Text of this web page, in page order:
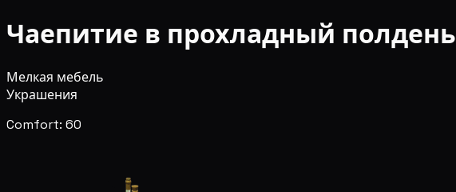
Чаепитие в прохладный полдень
Мелкая мебель
Украшения
Comfort: 60